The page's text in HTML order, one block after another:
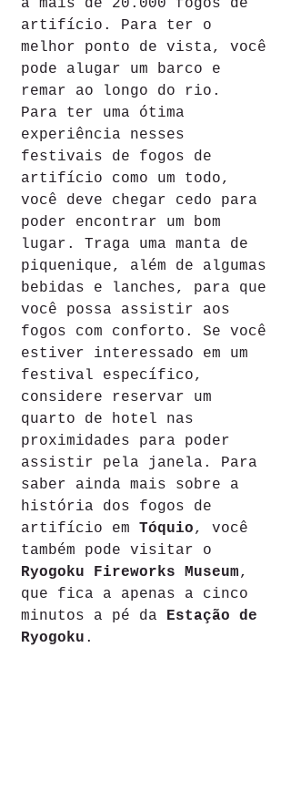
a mais de 20.000 fogos de
artifício. Para ter o
melhor ponto de vista, você
pode alugar um barco e
remar ao longo do rio.
Para ter uma ótima
experiência nesses
festivais de fogos de
artifício como um todo,
você deve chegar cedo para
poder encontrar um bom
lugar. Traga uma manta de
piquenique, além de algumas
bebidas e lanches, para que
você possa assistir aos
fogos com conforto. Se você
estiver interessado em um
festival específico,
considere reservar um
quarto de hotel nas
proximidades para poder
assistir pela janela. Para
saber ainda mais sobre a
história dos fogos de
artifício em Tóquio, você
também pode visitar o
Ryogoku Fireworks Museum,
que fica a apenas a cinco
minutos a pé da Estação de
Ryogoku .